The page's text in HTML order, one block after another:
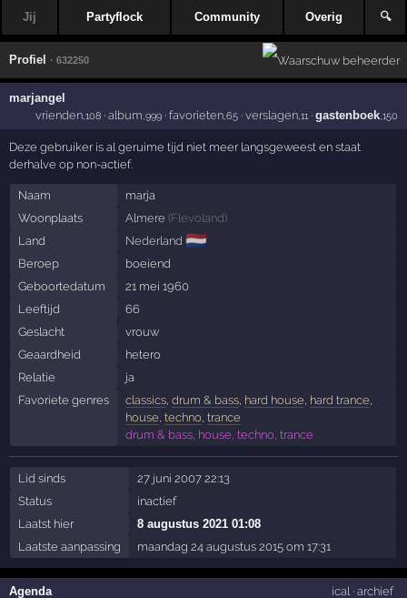
Jij Partyflock Community Overig 🔍
Profiel · 632250
marjangel
vrienden,108· album ,999· favorieten,65· verslagen,11· gastenboek,150
Deze gebruiker is al geruime tijd niet meer langsgeweest en staat
derhalve op non-actief.
Naam
marja
Woonplaats
Almere (Flevoland)
Land
Nederland 🇳🇱
Beroep
boeiend
Geboortedatum
21 mei 1960
Leeftijd
66
Geslacht
vrouw
Geaardheid
hetero
Relatie
ja
Favoriete genres
classics, drum & bass, hard house hard trance
house techno, trance
drum & bass, house, techno, trance
Lid sinds
27 juni 2007 22:13
Status
inactief
Laatst hier
8 augustus 2021 01:08
Laatste aanpassing
maandag 24 augustus 2015 om 17:31
Agenda ical · archief